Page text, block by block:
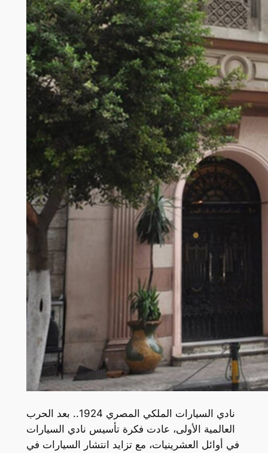
نادي السيارات الملكي المصري 1924.. بعد الحرب
العالمية الأولى، عادت فكرة تأسيس نادي السيارات
في أوائل العشرينيات، مع تزايد انتشار السيارات في